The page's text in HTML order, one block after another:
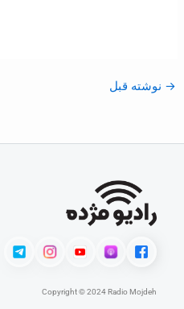
→ نوشته قبل
Copyright © 2024 Radio Mojdeh